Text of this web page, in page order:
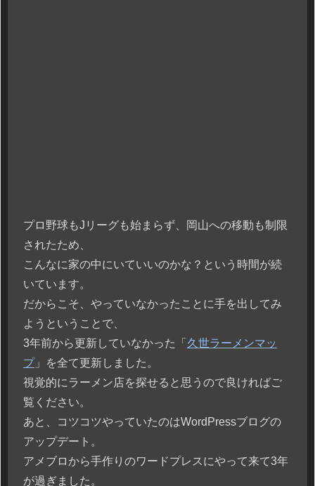
プロ野球もJリーグも始まらず、岡山への移動も制限
されたため、
こんなに家の中にいていいのかな？という時間が続
いています。
だからこそ、やっていなかったことに手を出してみ
ようということで、
3年前から更新していなかった「 久世ラーメンマッ
プ」を全て更新しました。
視覚的にラーメン店を探せると思うので良ければご
覧ください。
あと、コツコツやっていたのはWordPressブログの
アップデート。
アメブロから手作りのワードプレスにやって来て3年
が過ぎました。